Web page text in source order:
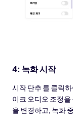
4: 녹화 시작
시작 단추 를 클릭
이크 오디오 조정
을 변경하고, 녹화